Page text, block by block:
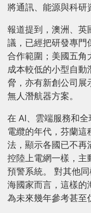
將通訊、能源與科研
報道提到，澳洲、英
議，已經把研發專門
合作範圍；美國五角
成本較低的小型自
脅，亦有新創公司展
無人潛航器方案。
在 AI、雲端服務和
電纜的年代，芬蘭
法，顯示各國已不再
控陸上電網一樣，主
預警系統。 對其他
海國家而言，這樣的
為未來幾年參考甚至